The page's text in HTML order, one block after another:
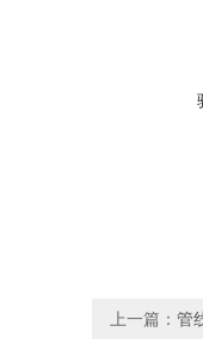
上一篇： 管